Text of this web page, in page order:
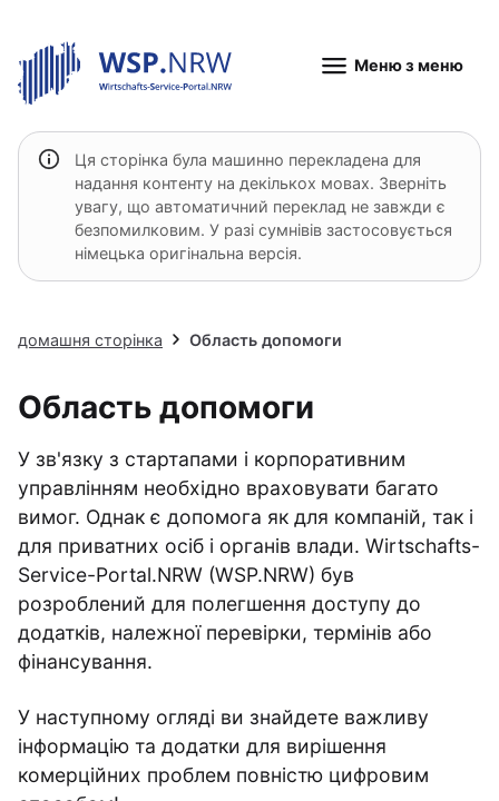
Меню з меню
Ця сторінка була машинно перекладена для
надання контенту на декількох мовах. Зверніть
увагу, що автоматичний переклад не завжди є
безпомилковим. У разі сумнівів застосовується
німецька оригінальна версія.
домашня сторінка Область допомоги
Область допомоги
У зв'язку з стартапами і корпоративним
управлінням необхідно враховувати багато
вимог. Однак є допомога як для компаній, так і
для приватних осіб і органів влади. Wirtschafts-
Service-Portal.NRW (WSP.NRW) був
розроблений для полегшення доступу до
додатків, належної перевірки, термінів або
фінансування.
У наступному огляді ви знайдете важливу
інформацію та додатки для вирішення
комерційних проблем повністю цифровим